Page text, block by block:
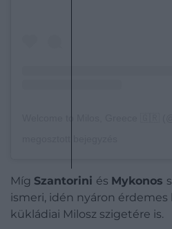
Míg Szantorini és Mykonos
ismeri, idén nyáron érdemes
kükládiai Milosz szigetére is.